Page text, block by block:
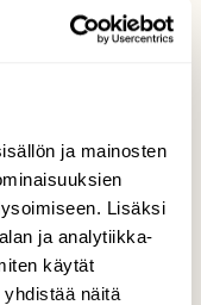
ja mainosten
Lisäksi
ja analytiikka-
käytät
näitä
kostealla